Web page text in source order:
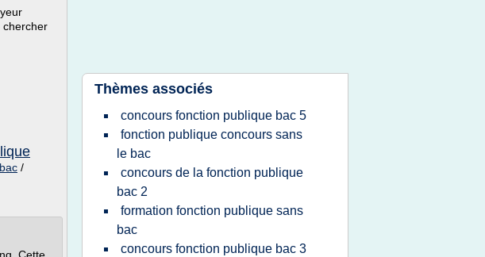
chercher
/
Thèmes associés
concours fonction publique bac 5
fonction publique concours sans
le bac
concours de la fonction publique
bac 2
formation fonction publique sans
bac
concours fonction publique bac 3